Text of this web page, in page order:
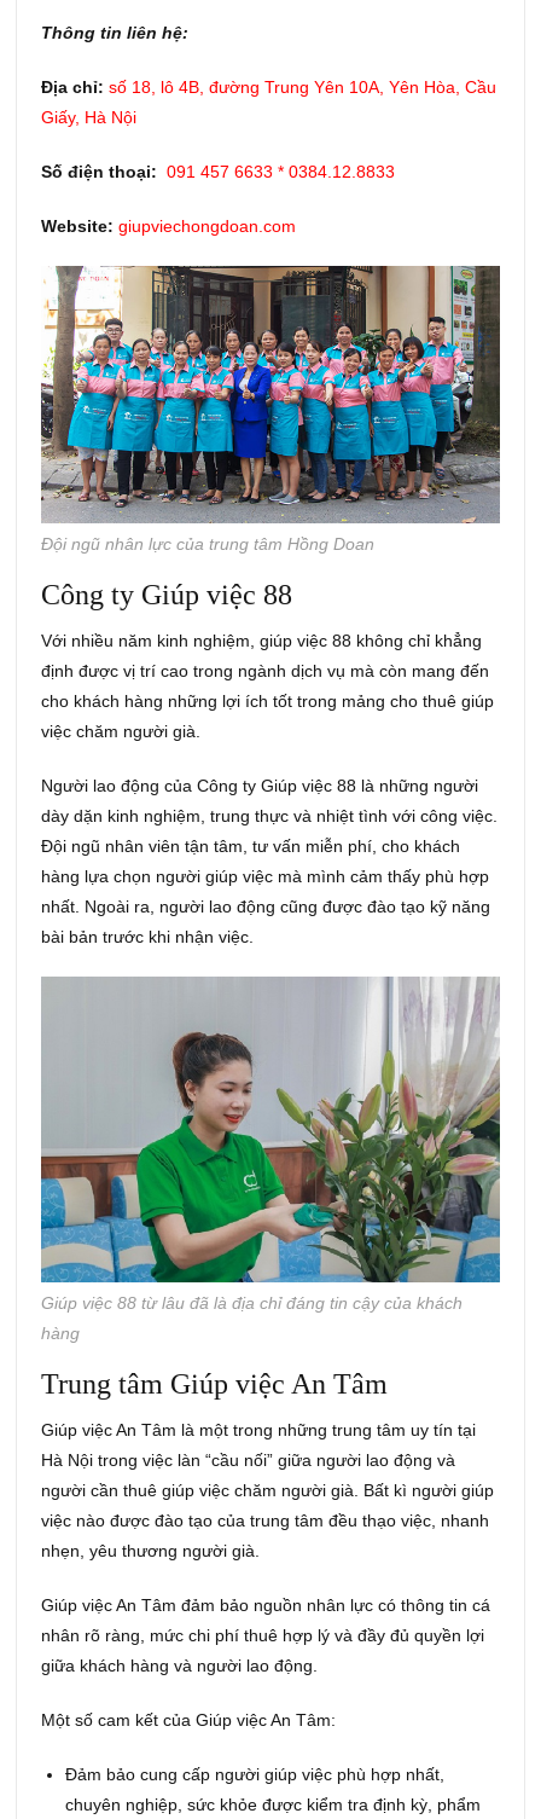
Thông tin liên hệ:
Địa chỉ:số 18, lô 4B, đường Trung Yên 10A, Yên Hòa, Cầu
Giấy, Hà Nội
Số điện thoại:091 457 6633 * 0384.12.8833
Website:giupviechongdoan.com
Đội ngũ nhân lực của trung tâm Hồng Doan
Công ty Giúp việc 88
Với nhiều năm kinh nghiệm, giúp việc 88 không chỉ khẳng
định được vị trí cao trong ngành dịch vụ mà còn mang đến
cho khách hàng những lợi ích tốt trong mảng cho thuê giúp
việc chăm người già.
Người lao động của Công ty Giúp việc 88 là những người
dày dặn kinh nghiệm, trung thực và nhiệt tình với công việc.
Đội ngũ nhân viên tận tâm, tư vấn miễn phí, cho khách
hàng lựa chọn người giúp việc mà mình cảm thấy phù hợp
nhất. Ngoài ra, người lao động cũng được đào tạo kỹ năng
bài bản trước khi nhận việc.
Giúp việc 88 từ lâu đã là địa chỉ đáng tin cậy của khách
hàng
Trung tâm Giúp việc An Tâm
Giúp việc An Tâm là một trong những trung tâm uy tín tại
Hà Nội trong việc làn “cầu nối” giữa người lao động và
người cần thuê giúp việc chăm người già. Bất kì người giúp
việc nào được đào tạo của trung tâm đều thạo việc, nhanh
nhẹn, yêu thương người già.
Giúp việc An Tâm đảm bảo nguồn nhân lực có thông tin cá
nhân rõ ràng, mức chi phí thuê hợp lý và đầy đủ quyền lợi
giữa khách hàng và người lao động.
Một số cam kết của Giúp việc An Tâm:
Đảm bảo cung cấp người giúp việc phù hợp nhất,
chuyên nghiệp, sức khỏe được kiểm tra định kỳ, phẩm